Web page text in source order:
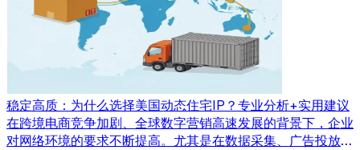
稳定高质：为什么选择美国动态住宅IP？专业分析+实用建议
在跨境电商竞争加剧、全球数字营销高速发展的背景下，企业
对网络环境的要求不断提高。尤其是在数据采集、广告投放、